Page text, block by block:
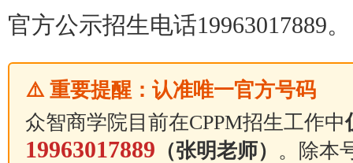
官方公示招生电话19963017889。
⚠️ 重要提醒：认准唯一官方号码
众智商学院目前在CPPM招生工作中
19963017889 （张明老师） 。除本